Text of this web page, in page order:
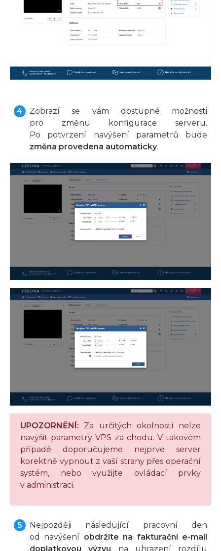
Zobrazí se vám dostupné možnosti
pro změnu konfigurace serveru.
Po potvrzení navýšení parametrů bude
změna provedena automaticky.
UPOZORNĚNÍ: Za určitých okolností nelze
navýšit parametry VPS za chodu. V takovém
případě doporučujeme nejprve server
korektně vypnout z vaší strany přes operační
systém, nebo využijte ovládací prvky
v administraci.
Nejpozději následující pracovní den
od navýšení obdržíte na fakturační e-mail
doplatkovou výzvu na uhrazení rozdílu